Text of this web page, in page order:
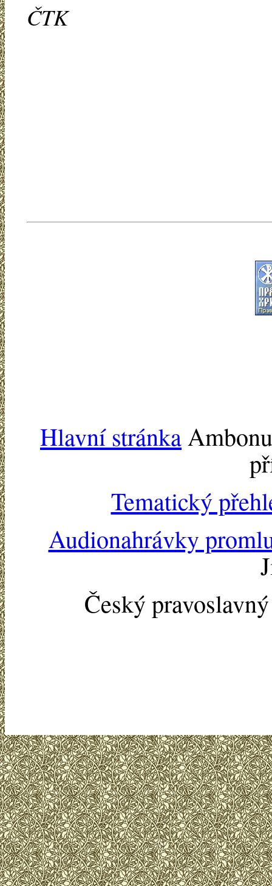
ČTK
Hlavní stránka
Tematický
Audionahrávky
Český